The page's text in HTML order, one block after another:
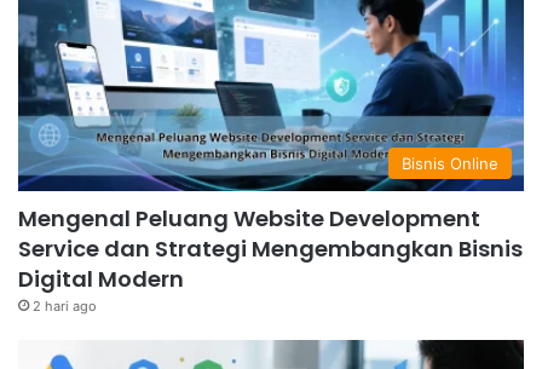
Bisnis Online
Mengenal Peluang Website Development
Service dan Strategi Mengembangkan Bisnis
Digital Modern
2 hari ago